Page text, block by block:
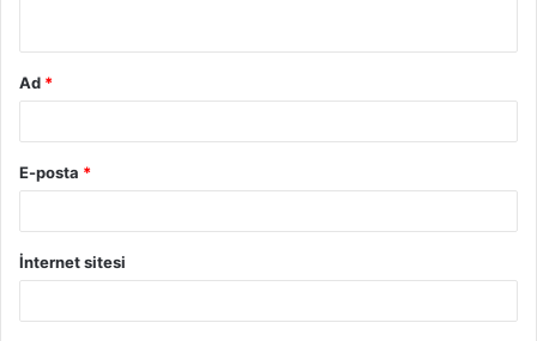
Ad *
E-posta *
İnternet sitesi